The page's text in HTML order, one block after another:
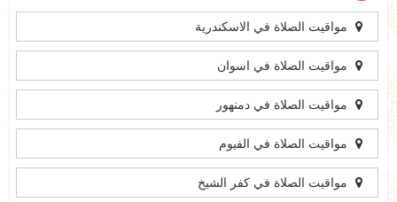
مواقيت الصلاة في الاسكندرية
مواقيت الصلاة في اسوان
مواقيت الصلاة في دمنهور
مواقيت الصلاة في الفيوم
مواقيت الصلاة في كفر الشيخ